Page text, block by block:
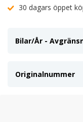
30 dagars öppet
Bilar/År -
Originalnummer